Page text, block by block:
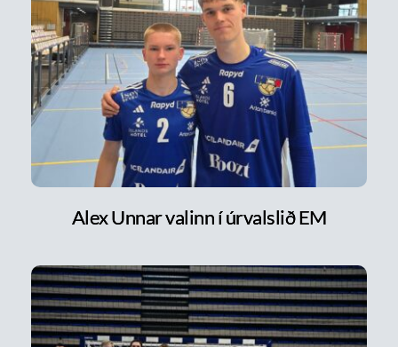
Alex Unnar valinn í úrvalslið EM